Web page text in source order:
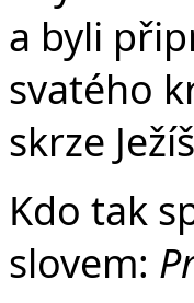
a byli
svatého
skrze
Kdo tak
slovem: